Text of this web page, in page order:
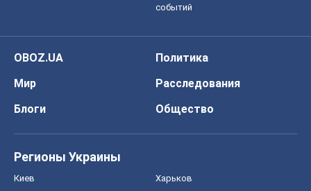
событий
OBOZ.UA
Политика
Мир
Расследования
Блоги
Общество
Регионы Украины
Киев Харьков